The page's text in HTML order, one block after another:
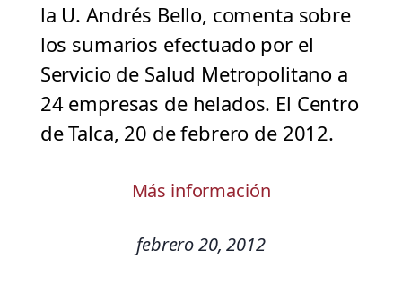
la U. Andrés Bello, comenta sobre
los sumarios efectuado por el
Servicio de Salud Metropolitano a
24 empresas de helados. El Centro
de Talca, 20 de febrero de 2012.
Más información
febrero 20, 2012